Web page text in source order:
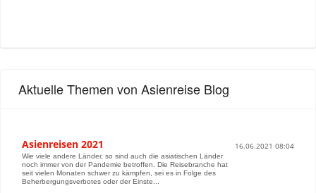
Aktuelle Themen von Asienreise Blog
Asienreisen 2021 16.06.2021 08:04
Wie viele andere Länder, so sind auch die asiatischen Länder
noch immer von der Pandemie betroffen. Die Reisebranche hat
seit vielen Monaten schwer zu kämpfen, sei es in Folge des
Beherbergungsverbotes oder der Einste...